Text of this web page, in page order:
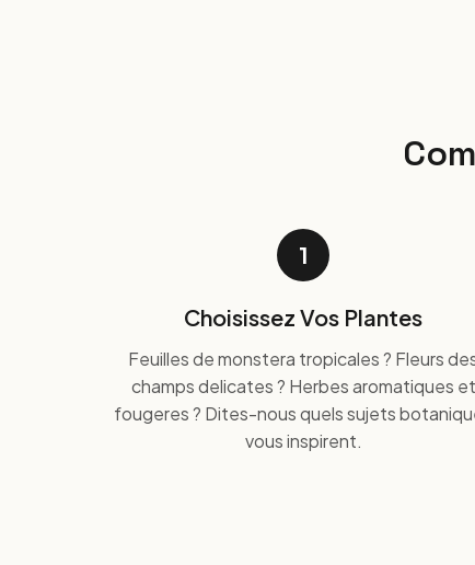
1
Choisissez Vos Plantes
Feuilles de monstera tropicales ? Fleurs
champs delicates ? Herbes aromatiques et
fougeres ? Dites-nous quels sujets
vous inspirent.